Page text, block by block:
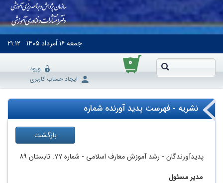
جمعه۱۶ اَمرداد ۱۴۰۵ ۲۱:۱۲
۰
ورود
ایجاد حساب کاربری
نشریه - فهرست پدید آورنده شماره
بازگشت
پدیدآورندگان - رشد آموزش معارف اسلامی - شماره‌ ۷۷. تابستان ۸۹
مدیر مسئول